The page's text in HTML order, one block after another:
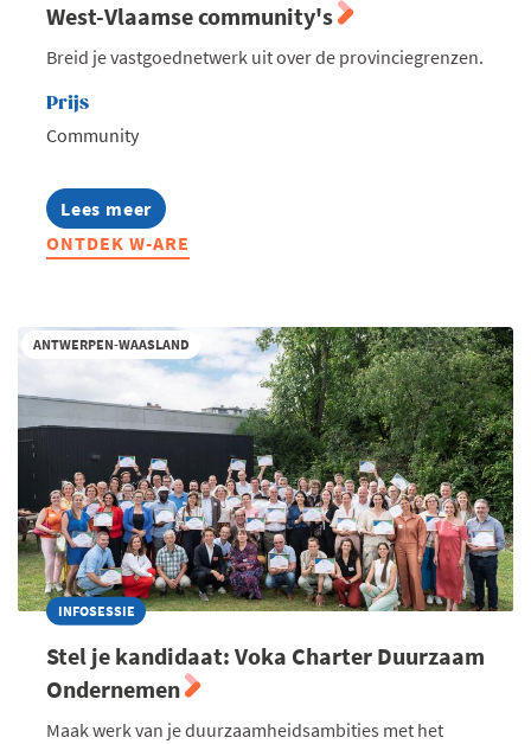
West-Vlaamse community's
Breid je vastgoednetwerk uit over de provinciegrenzen.
Prijs
Community
Lees meer
about
W-
ARE
Oost-
en
West-
Vlaamse
community's
ONTDEK W-ARE
ANTWERPEN-WAASLAND
INFOSESSIE
Stel je kandidaat: Voka Charter Duurzaam
Ondernemen
Maak werk van je duurzaamheidsambities met het